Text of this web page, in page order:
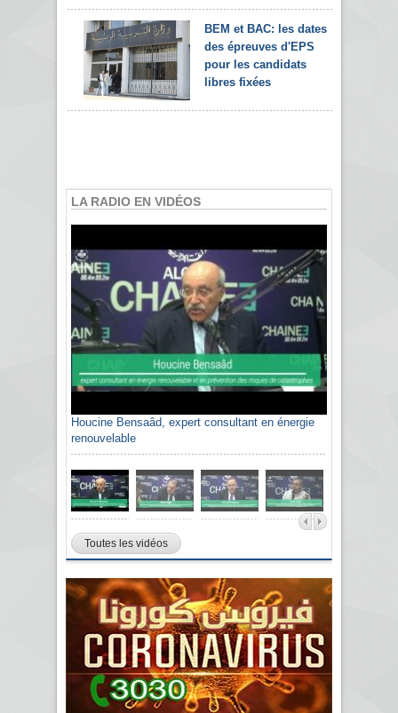
BEM et BAC: les dates
des épreuves d'EPS
pour les candidats
libres fixées
LA RADIO EN VIDÉOS
Houcine Bensaâd, expert consultant en énergie
renouvelable
Toutes les vidéos